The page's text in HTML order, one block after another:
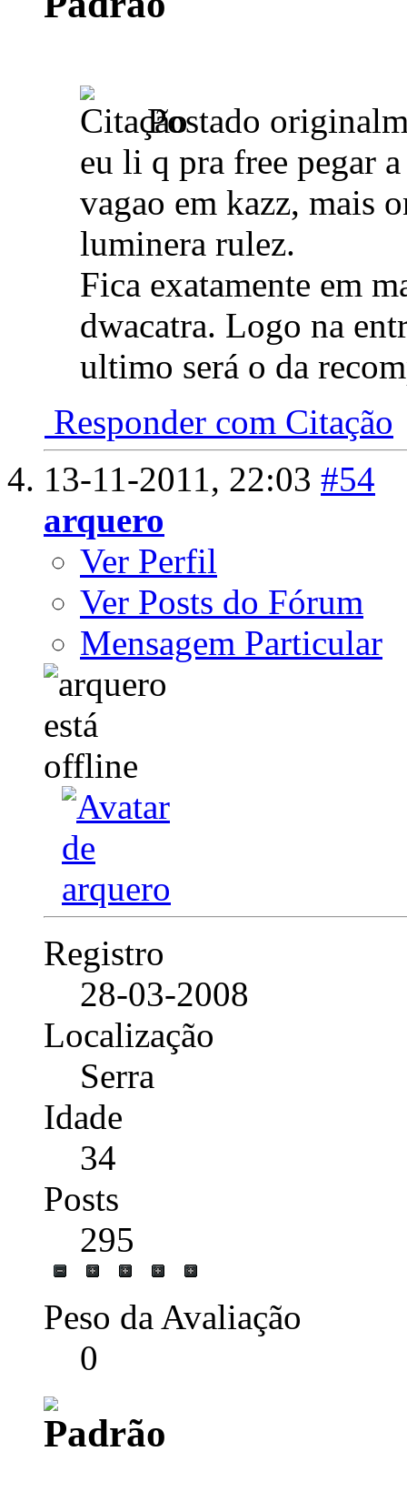
Postado
eu li q pra free pegar
vagao em kazz, mais
luminera rulez.
Fica exatamente em
dwacatra. Logo na
ultimo será o da
Responder com Citação
13-11-2011, 22:03 #54
arquero
Ver Perfil
Ver Posts do Fórum
Mensagem Particular
Registro
28-03-2008
Localização
Serra
Idade
34
Posts
295
Peso da Avaliação
0